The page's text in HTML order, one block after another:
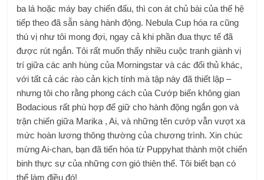
ba lá hoặc máy bay chiến đấu, thì con át chủ bài của thế hệ
tiếp theo đã sẵn sàng hành động. Nebula Cup hóa ra cũng
thú vị như tôi mong đợi, ngay cả khi phần đua thực tế đã
được rút ngắn. Tôi rất muốn thấy nhiều cuộc tranh giành vị
trí giữa các anh hùng của Morningstar và các đối thủ khác,
với tất cả các rào cản kịch tính mà tập này đã thiết lập –
nhưng tôi cho rằng phong cách của Cướp biển không gian
Bodacious rất phù hợp để giữ cho hành động ngắn gọn và
trận chiến giữa Marika , Ai, và những tên cướp vẫn vượt xa
mức hoàn lương thông thường của chương trình. Xin chúc
mừng Ai-chan, bạn đã tiến hóa từ Puppyhat thành một chiến
binh thực sự của những cơn gió thiên thể. Tôi biết bạn có
thể làm điều đó!